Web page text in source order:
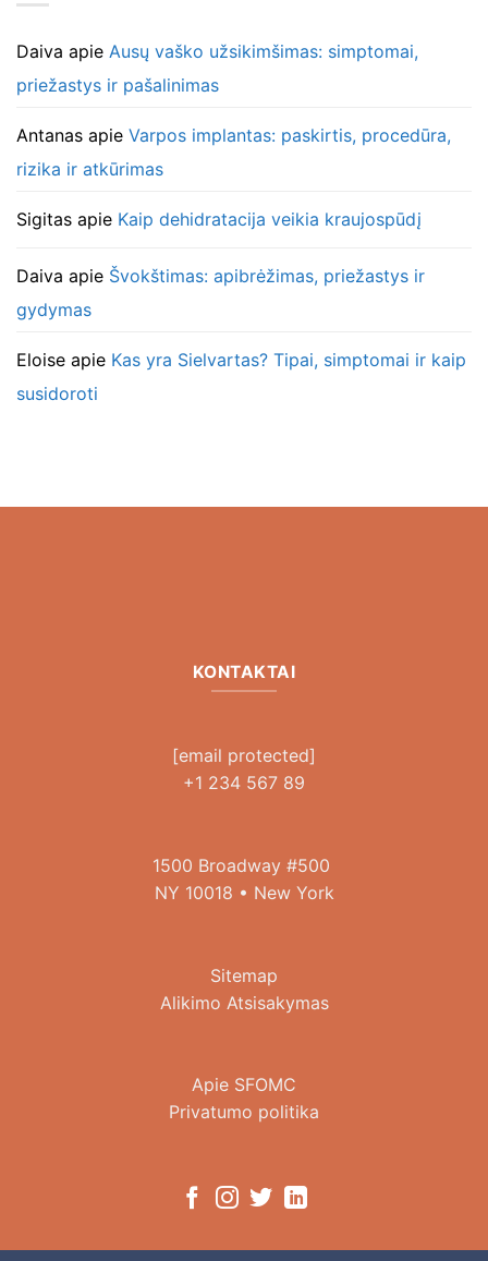
Daiva apie Ausų vaško užsikimšimas: simptomai,
priežastys ir pašalinimas
Antanas apie Varpos implantas: paskirtis, procedūra,
rizika ir atkūrimas
Sigitas apie Kaip dehidratacija veikia kraujospūdį
Daiva apie Švokštimas: apibrėžimas, priežastys ir
gydymas
Eloise apie Kas yra Sielvartas? Tipai, simptomai ir kaip
susidoroti
KONTAKTAI
[email protected]
+1 234 567 89
1500 Broadway #500
NY 10018 • New York
Sitemap
Alikimo Atsisakymas
Apie SFOMC
Privatumo politika